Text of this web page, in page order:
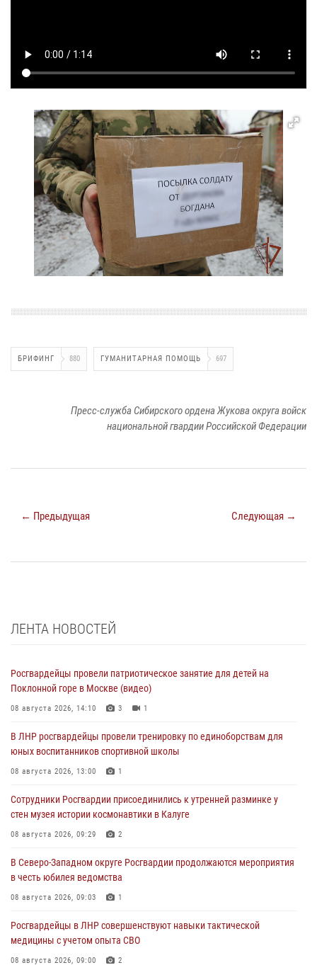
БРИФИНГ 880 ГУМАНИТАРНАЯ ПОМОЩЬ 697
Пресс-служба Сибирского ордена Жукова округа войск
национальной гвардии Российской Федерации
← Предыдущая Следующая →
ЛЕНТА НОВОСТЕЙ
Росгвардейцы провели патриотическое занятие для детей на
Поклонной горе в Москве (видео)
08 августа 2026, 14:10 3 1
В ЛНР росгвардейцы провели тренировку по единоборствам для
юных воспитанников спортивной школы
08 августа 2026, 13:00 1
Сотрудники Росгвардии присоединились к утренней разминке у
стен музея истории космонавтики в Калуге
08 августа 2026, 09:29 2
В Северо-Западном округе Росгвардии продолжаются мероприятия
в честь юбилея ведомства
08 августа 2026, 09:03 1
Росгвардейцы в ЛНР совершенствуют навыки тактической
медицины с учетом опыта СВО
08 августа 2026, 09:00 2